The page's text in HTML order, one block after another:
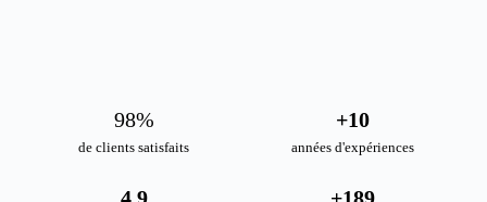
de clients satisfaits
98%
années d'expériences
+10